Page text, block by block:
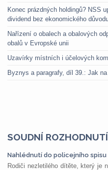
Konec prázdných holdingů? NSS
dividend bez ekonomického
Nařízení o obalech a obalových
obalů v Evropské unii
Uzavírky místních i účelových
Byznys a paragrafy, díl 39.: Jak
SOUDNÍ ROZHODNUTÍ
Nahlédnutí do policejního
Rodiči nezletilého dítěte, který je